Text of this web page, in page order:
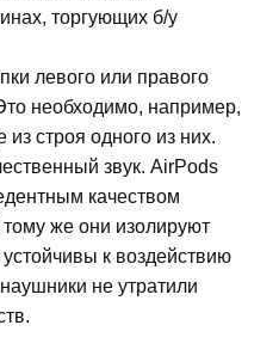
торгующих б/у
левого или правого
необходимо, например,
строя одного из них.
звук. AirPods
качеством
тому же они изолируют
к воздействию
не утратили